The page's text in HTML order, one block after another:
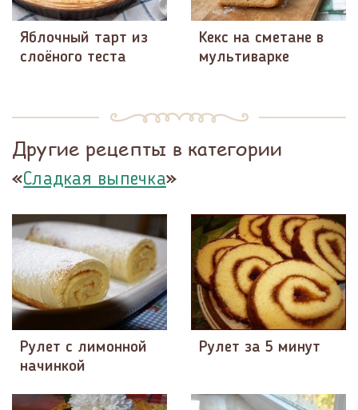
Яблочный тарт из
слоёного теста
Кекс на сметане в
мультиварке
Другие рецепты в категории
«Сладкая выпечка»
Рулет с лимонной
начинкой
Рулет за 5 минут